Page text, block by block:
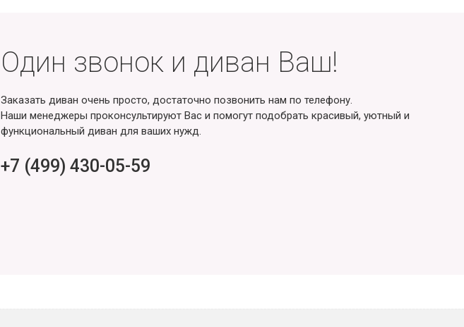
Один звонок и диван Ваш!
Заказать диван очень просто, достаточно позвонить нам по телефону.
Наши менеджеры проконсультируют Вас и помогут подобрать красивый, уютный и
функциональный диван для ваших нужд.
+7 (499) 430-05-59